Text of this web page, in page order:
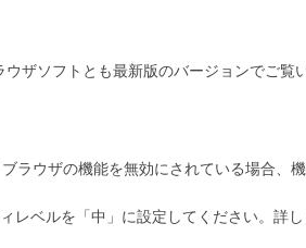
ザソフトとも最新版のバージョンでご覧
ラウザの機能を無効にされている場合、
レベルを「中」に設定してください。 詳